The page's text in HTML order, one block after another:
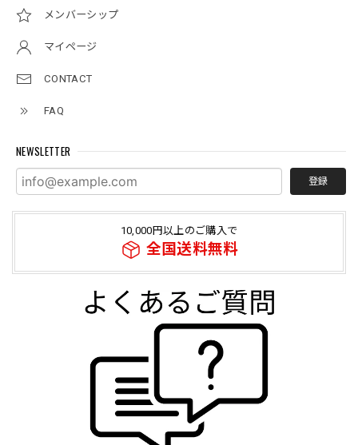
メンバーシップ
マイページ
CONTACT
FAQ
NEWSLETTER
登録
10,000円以上のご購入で
全国送料無料